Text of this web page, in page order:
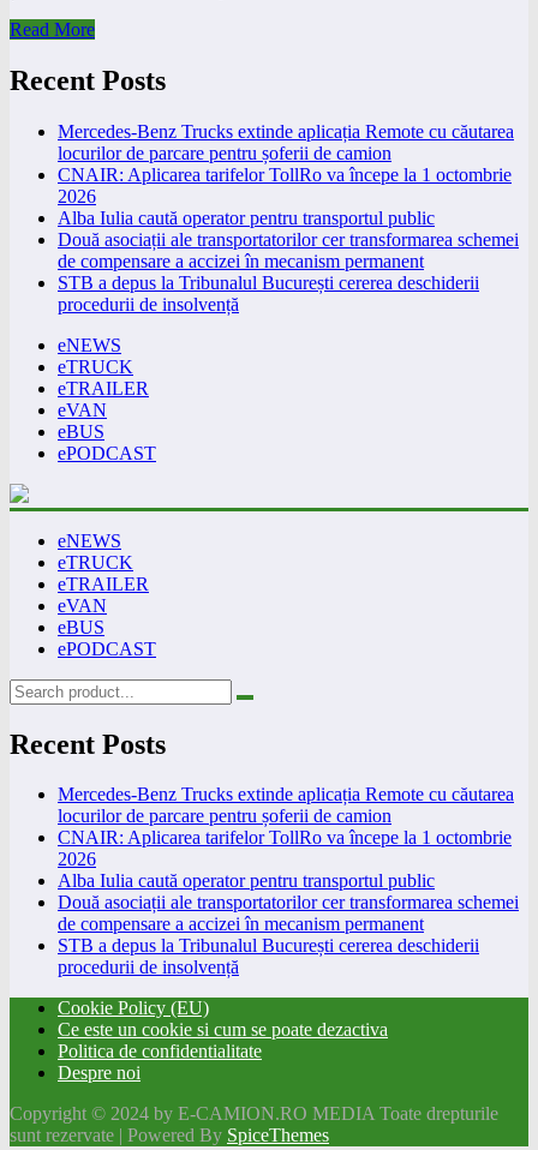
Read More
Recent Posts
Mercedes-Benz Trucks extinde aplicația Remote cu căutarea
locurilor de parcare pentru șoferii de camion
CNAIR: Aplicarea tarifelor TollRo va începe la 1 octombrie
2026
Alba Iulia caută operator pentru transportul public
Două asociații ale transportatorilor cer transformarea schemei
de compensare a accizei în mecanism permanent
STB a depus la Tribunalul București cererea deschiderii
procedurii de insolvență
eNEWS
eTRUCK
eTRAILER
eVAN
eBUS
ePODCAST
eNEWS
eTRUCK
eTRAILER
eVAN
eBUS
ePODCAST
Recent Posts
Mercedes-Benz Trucks extinde aplicația Remote cu căutarea
locurilor de parcare pentru șoferii de camion
CNAIR: Aplicarea tarifelor TollRo va începe la 1 octombrie
2026
Alba Iulia caută operator pentru transportul public
Două asociații ale transportatorilor cer transformarea schemei
de compensare a accizei în mecanism permanent
STB a depus la Tribunalul București cererea deschiderii
procedurii de insolvență
Cookie Policy (EU)
Ce este un cookie si cum se poate dezactiva
Politica de confidentialitate
Despre noi
Copyright © 2024 by E-CAMION.RO MEDIA Toate drepturile
sunt rezervate | Powered By SpiceThemes